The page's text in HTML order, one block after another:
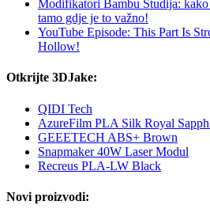
Modifikatori Bambu Studija:
tamo gdje je to važno!
YouTube Episode: This Part Is
Hollow!
Otkrijte 3DJake:
QIDI Tech
AzureFilm PLA Silk Royal
GEEETECH ABS+ Brown
Snapmaker 40W Laser Modul
Recreus PLA-LW Black
Novi proizvodi: